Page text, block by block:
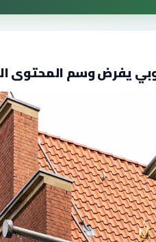
يفرض وسم المحتوى